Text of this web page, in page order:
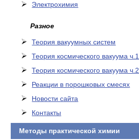
Электрохимия
Разное
Теория вакуумных систем
Теория космического вакуума ч.1
Теория космического вакуума ч.2
Реакции в порошковых смесях
Новости сайта
Контакты
Методы практической химии